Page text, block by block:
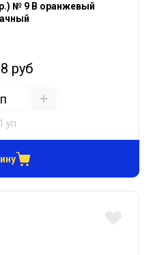
№ 9 В оранжевый
руб
уп